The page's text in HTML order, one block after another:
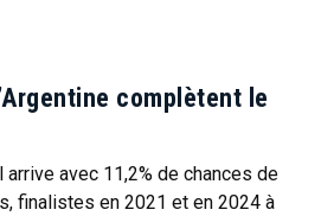
complètent le
arrive avec 11,2% de chances de
finalistes en 2021 et en 2024 à